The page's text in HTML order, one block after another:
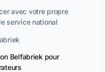
avec votre propre
service national
Belfabriek pour